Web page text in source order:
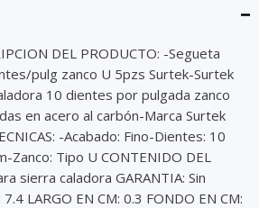
DEL PRODUCTO: -Segueta
pulg zanco U 5pzs Surtek-Surtek
10 dientes por pulgada zanco
en acero al carbón-Marca Surtek
-Acabado: Fino-Dientes: 10
Zanco: Tipo U CONTENIDO DEL
sierra caladora GARANTIA: Sin
LARGO EN CM: 0.3 FONDO EN CM: